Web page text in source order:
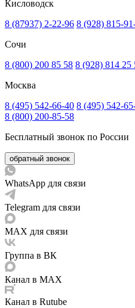
Кисловодск
8 (87937) 2-22-96 8 (928) 815-
Сочи
8 (800) 200 85 58 8 (928) 814 25
Москва
8 (495) 542-66-40 8 (495) 542-
8 (800) 200-85-58
Бесплатный звонок по России
обратный звонок
WhatsApp для связи
Telegram для связи
MAX для связи
Группа в ВК
Канал в MAX
Канал в Rutube